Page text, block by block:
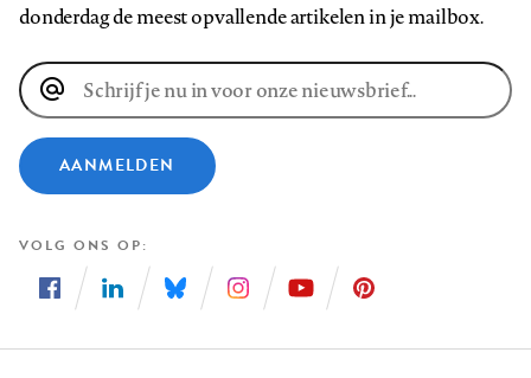
donderdag de meest opvallende artikelen in je mailbox.
E-
mailadres
AANMELDEN
VOLG ONS OP
ons
ons
ons
ons
ons
ons